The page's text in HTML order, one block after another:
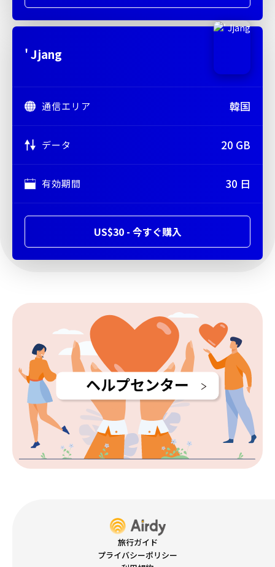
' Jjang
通信エリア 韓国
データ 20 GB
有効期間 30 日
US$30 - 今すぐ購入
ヘルプセンター
旅行ガイド
プライバシーポリシー